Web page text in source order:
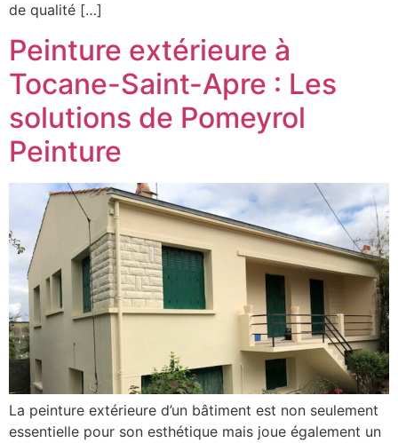
de qualité […]
Peinture extérieure à
Tocane-Saint-Apre : Les
solutions de Pomeyrol
Peinture
La peinture extérieure d’un bâtiment est non seulement
essentielle pour son esthétique mais joue également un